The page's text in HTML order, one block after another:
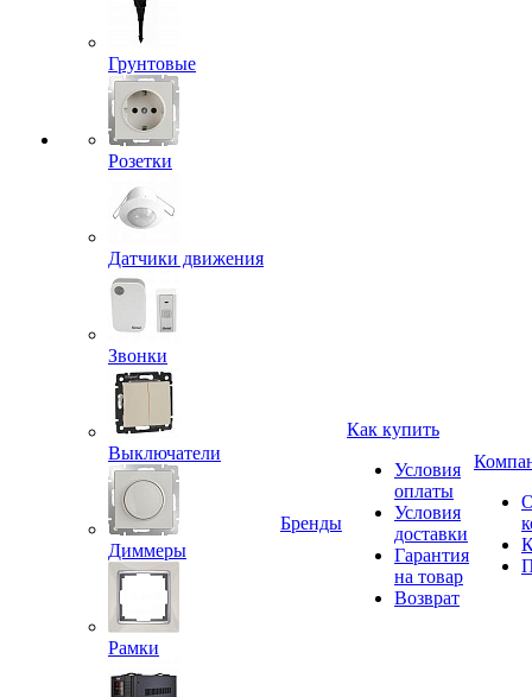
Грунтовые
Розетки
Датчики движения
Звонки
Выключатели
Диммеры
Рамки
Бренды
Как купить
Условия
оплаты
Условия
доставки
Гарантия
на товар
Возврат